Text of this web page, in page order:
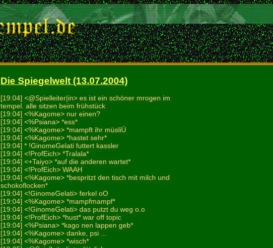
Die Spiegelwelt (13.07.2004)
[19:04] <@Spielleiter|in> es ist ein schöner mrogen im
tempel. alle sitzen beim frühstück
[19:04] <%Kagome> nur einen?
[19:04] <%Psiana> *ess*
[19:04] <%Kagome> *mampft ihr müsliÜ
[19:04] <%Kagome> *hastet sehr*
[19:04] * !GinomeGelati futtert kassler
[19:04] <!ProfEich> *Tralala*
[19:04] <+Taiyo> *auf die anderen wartet*
[19:04] <!ProfEich> WAAH
[19:04] <%Kagome> *bespritzt den tisch mit milch und
schokoflocken*
[19:04] <!GinomeGelati> ferkel oO
[19:04] <%Kagome> *mampfmampf*
[19:04] <!GinomeGelati> das putzt du weg o.o
[19:04] <!ProfEich> *hust* war off topic
[19:04] <%Psiana> *kago nen lappen geb*
[19:04] <%Kagome> danke, psi ...
[19:04] <%Kagome> *wisch*